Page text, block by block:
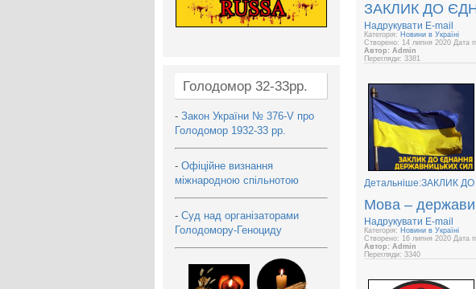
Голодомор 32-33рр.
- Закон України № 376-V про
Голодомор 1932-33 рр.
- Офіційне визнання
міжнародною спільнотою
- Суд над організаторами
Голодомору-Геноциду
ЗАКЛИК ДО
Надрукувати E-mail
Категорія: Новини в Україні
Створено: 14 липня 2020 Дата
Автор: Admin
Перегляди: 3381
Детальніше:ЗАКЛИК
Мова –
Надрукувати E-mail
Категорія: Новини в Україні
Створено: 16 липня 2020 Дата
Автор: Admin
Перегляди: 3340